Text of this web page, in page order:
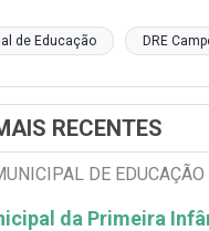
de Educação DRE
RECENTES
DE EDUCAÇÃO
da Primeira